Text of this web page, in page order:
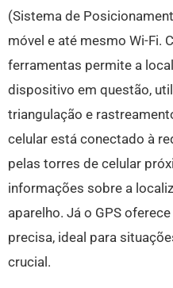
(Sistema de
móvel e até mesmo Wi-Fi.
ferramentas permite a
dispositivo em questão,
triangulação e
celular está conectado à
pelas torres de celular
informações sobre a
aparelho. Já o GPS
precisa, ideal para
crucial.